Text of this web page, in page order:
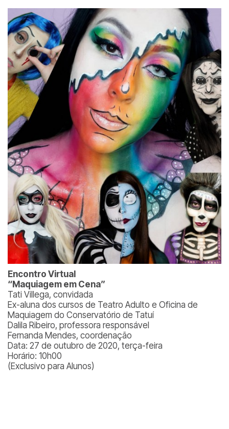
Encontro Virtual
“Maquiagem em Cena”
Tati Villega, convidada
Ex-aluna dos cursos de Teatro Adulto e Oficina de
Maquiagem do Conservatório de Tatuí
Dalila Ribeiro, professora responsável
Fernanda Mendes, coordenação
Data: 27 de outubro de 2020, terça-feira
Horário: 10h00
(Exclusivo para Alunos)